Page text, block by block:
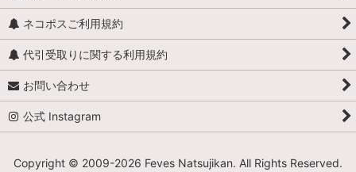
ネコポスご利用規約
代引受取りに関する利用規約
お問い合わせ
公式 Instagram
Copyright © 2009-2026 Feves Natsujikan. All Rights Reserved.